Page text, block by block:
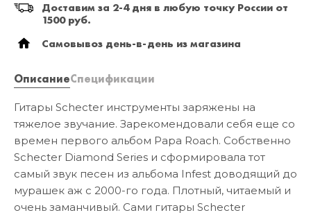
Доставим за 2-4 дня в любую точку России от
1500 руб.
Самовывоз день-в-день из магазина
ОписаниеСпецификации
Гитары Schecter инструменты заряжены на
тяжелое звучание. Зарекомендовали себя еще со
времен первого альбом Papa Roach. Собственно
Schecter Diamond Series и сформировала тот
самый звук песен из альбома Infest доводящий до
мурашек аж с 2000-го года. Плотный, читаемый и
очень заманчивый. Сами гитары Schecter